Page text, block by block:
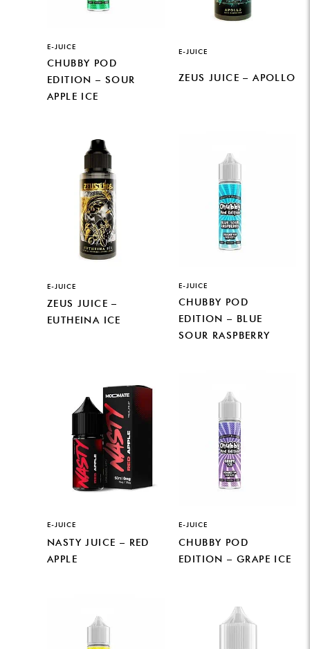
E-JUICE
CHUBBY POD
EDITION – SOUR
APPLE ICE
E-JUICE
ZEUS JUICE – APOLLO
E-JUICE
ZEUS JUICE –
EUTHEINA ICE
E-JUICE
CHUBBY POD
EDITION – BLUE
SOUR RASPBERRY
E-JUICE
NASTY JUICE – RED
APPLE
E-JUICE
CHUBBY POD
EDITION – GRAPE ICE